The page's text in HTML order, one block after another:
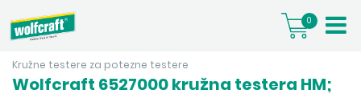
0
Kružne testere za potezne testere
Wolfcraft 6527000 kružna testera HM;